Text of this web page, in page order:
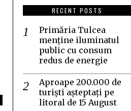
RECENT POSTS
Primăria Tulcea
menține iluminatul
public cu consum
redus de energie
Aproape 200.000 de
turiști așteptați pe
litoral de 15 August